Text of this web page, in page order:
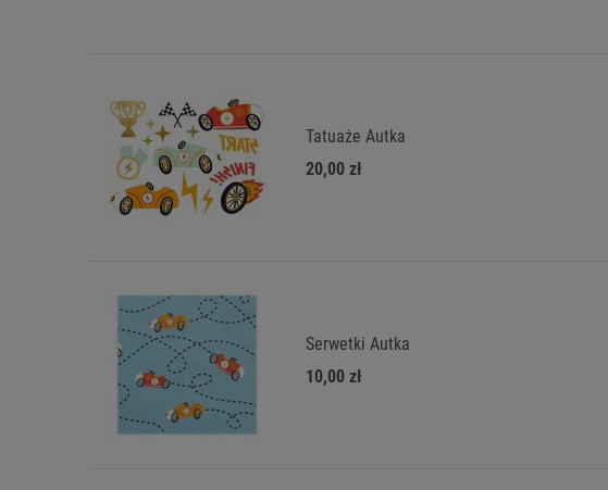
Tatuaże Autka
20,00 zł
Serwetki Autka
10,00 zł